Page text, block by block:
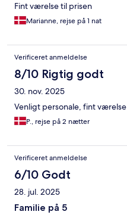
Fint værelse til prisen
Marianne, rejse på 1 nat
Verificeret anmeldelse
8/10 Rigtig godt
30. nov. 2025
Venligt personale, fint værelse
P., rejse på 2 nætter
Verificeret anmeldelse
6/10 Godt
28. jul. 2025
Familie på 5